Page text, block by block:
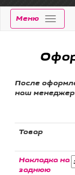
Меню
После
наш
Товар
Накладка на
заднюю